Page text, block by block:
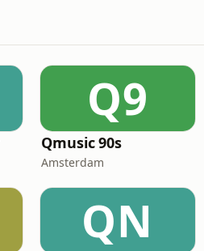
Q9
Qmusic 90s
Amsterdam
QN